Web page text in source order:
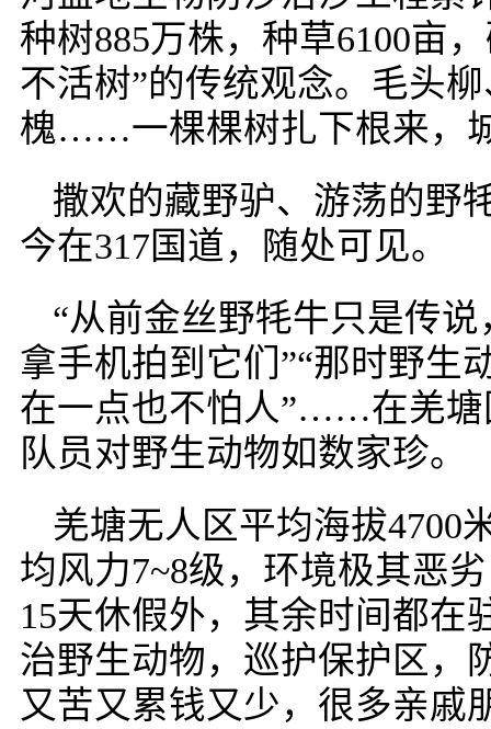
种树885万株，种草6100亩
不活树”的传统观念。毛头
槐……一棵棵树扎下根来，
撒欢的藏野驴、游荡的
今在317国道，随处可见。
“从前金丝野牦牛只是传
拿手机拍到它们”“那时野生
在一点也不怕人”……在羌塘
队员对野生动物如数家珍。
羌塘无人区平均海拔4700
均风力7~8级，环境极其恶
15天休假外，其余时间都在
治野生动物，巡护保护区，
又苦又累钱又少，很多亲戚